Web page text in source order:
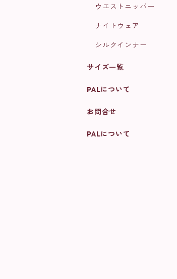
ウエストニッパー
ナイトウェア
シルクインナー
サイズ一覧
PALについて
お問合せ
PALについて